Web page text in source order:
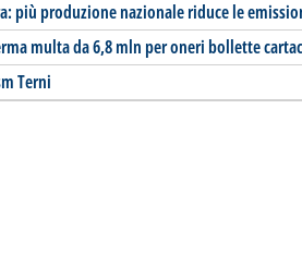
più produzione nazionale riduce le
multa da 6,8 mln per oneri bollette
Terni